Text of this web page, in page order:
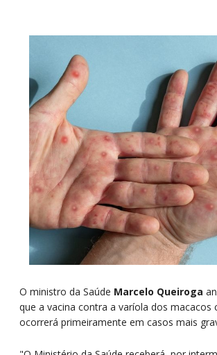
O ministro da Saúde Marcelo Queiroga
que a vacina contra a varíola dos macacos
ocorrerá primeiramente em casos mais